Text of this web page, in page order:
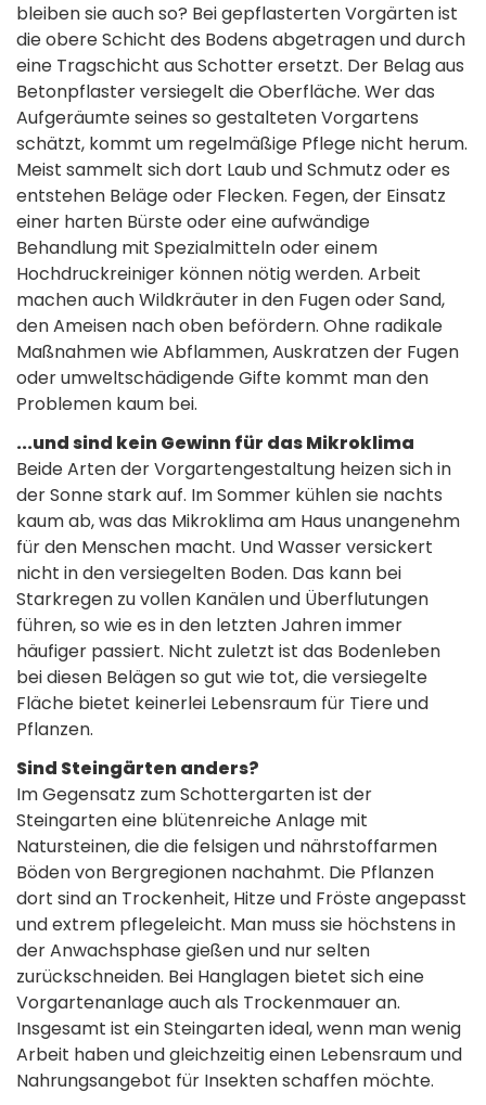
bleiben sie auch so? Bei gepflasterten Vorgärten ist
die obere Schicht des Bodens abgetragen und durch
eine Tragschicht aus Schotter ersetzt. Der Belag aus
Betonpflaster versiegelt die Oberfläche. Wer das
Aufgeräumte seines so gestalteten Vorgartens
schätzt, kommt um regelmäßige Pflege nicht herum.
Meist sammelt sich dort Laub und Schmutz oder es
entstehen Beläge oder Flecken. Fegen, der Einsatz
einer harten Bürste oder eine aufwändige
Behandlung mit Spezialmitteln oder einem
Hochdruckreiniger können nötig werden. Arbeit
machen auch Wildkräuter in den Fugen oder Sand,
den Ameisen nach oben befördern. Ohne radikale
Maßnahmen wie Abflammen, Auskratzen der Fugen
oder umweltschädigende Gifte kommt man den
Problemen kaum bei.
...und sind kein Gewinn für das Mikroklima
Beide Arten der Vorgartengestaltung heizen sich in
der Sonne stark auf. Im Sommer kühlen sie nachts
kaum ab, was das Mikroklima am Haus unangenehm
für den Menschen macht. Und Wasser versickert
nicht in den versiegelten Boden. Das kann bei
Starkregen zu vollen Kanälen und Überflutungen
führen, so wie es in den letzten Jahren immer
häufiger passiert. Nicht zuletzt ist das Bodenleben
bei diesen Belägen so gut wie tot, die versiegelte
Fläche bietet keinerlei Lebensraum für Tiere und
Pflanzen.
Sind Steingärten anders?
Im Gegensatz zum Schottergarten ist der
Steingarten eine blütenreiche Anlage mit
Natursteinen, die die felsigen und nährstoffarmen
Böden von Bergregionen nachahmt. Die Pflanzen
dort sind an Trockenheit, Hitze und Fröste angepasst
und extrem pflegeleicht. Man muss sie höchstens in
der Anwachsphase gießen und nur selten
zurückschneiden. Bei Hanglagen bietet sich eine
Vorgartenanlage auch als Trockenmauer an.
Insgesamt ist ein Steingarten ideal, wenn man wenig
Arbeit haben und gleichzeitig einen Lebensraum und
Nahrungsangebot für Insekten schaffen möchte.